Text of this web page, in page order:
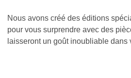
Nous avons créé des éditions
pour vous surprendre avec des
laisseront un goût inoubliable dans